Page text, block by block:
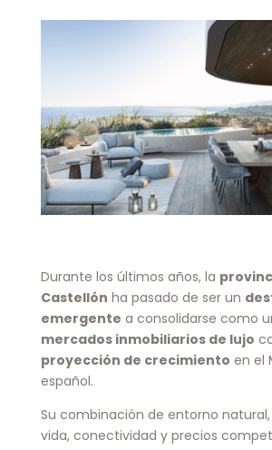
Durante los últimos años, la
Castellón ha pasado de ser un
emergente a consolidarse como
mercados inmobiliarios de lujo
proyección de crecimiento en el
español.
Su combinación de entorno
vida, conectividad y precios